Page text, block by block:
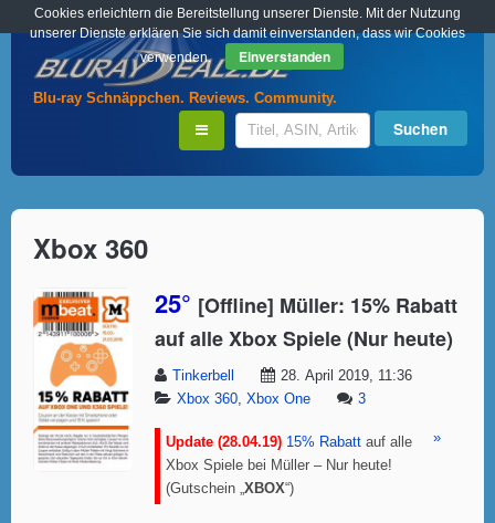
Blu-ray Schnäppchen. Reviews. Community.
Xbox 360
25° [Offline] Müller: 15% Rabatt
auf alle Xbox Spiele (Nur heute)
Tinkerbell
28. April 2019, 11:36
Xbox 360 Xbox One 3
Update (28.04.19) 15% Rabatt auf alle
Xbox Spiele bei Müller – Nur heute!
(Gutschein „ XBOX“)
»
Cookies erleichtern die Bereitstellung unserer Dienste. Mit der Nutzung
unserer Dienste erklären Sie sich damit einverstanden, dass wir Cookies
verwenden.
Einverstanden